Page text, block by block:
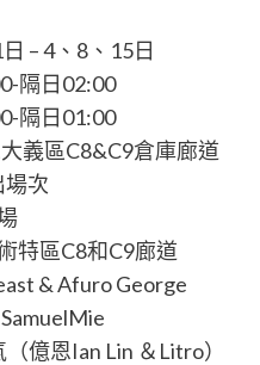
– 4、8、15日
隔日02:00
隔日01:00
義區C8&C9倉庫廊道
次
特區C8和C9廊道
& Afuro George
億恩Ian Lin ＆Litro）